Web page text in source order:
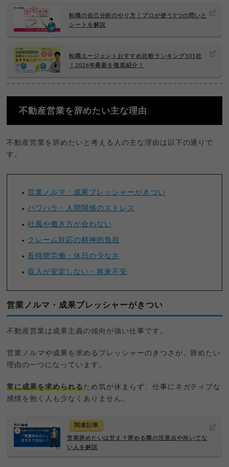
転職の自己分析のやり方｜プロが使う5つの問いと
シートを解説
転職エージェントおすすめ比較ランキング101社
｜2026年最新を徹底紹介！
不動産営業を辞めたい主な理由
不動産営業を辞めたいと考える人の主な理由は以下の通りで
す。
営業ノルマ・成果プレッシャーがきつい
パワハラ・人間関係のストレス
社風や働き方が合わない
クレーム対応の精神的負担
長時間労働・休日の少なさ
収入が安定しない・将来不安
営業ノルマ・成果プレッシャーがきつい
不動産営業は成果主義の傾向が強い仕事です。
営業ノルマや成果を求めるプレッシャーのきつさが、辞めたい
理由の一つになっています。
常に成果を求められるため気が休まらず、仕事にネガティブな
感情を抱く人も少なくありません。
関連記事
営業辞めたいは甘え？辞める際の注意点や向いてな
い人を解説